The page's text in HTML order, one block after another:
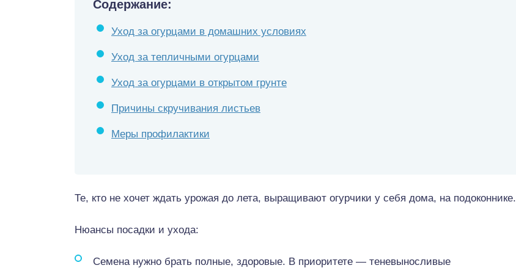
Содержание:
Уход за огурцами в домашних условиях
Уход за тепличными огурцами
Уход за огурцами в открытом грунте
Причины скручивания листьев
Меры профилактики
Те, кто не хочет ждать урожая до лета, выращивают огурчики у себя дома, на подоконнике.
Нюансы посадки и ухода:
Семена нужно брать полные, здоровые. В приоритете — теневыносливые